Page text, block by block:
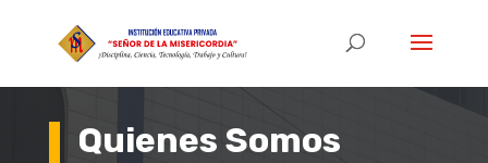
Quienes Somos